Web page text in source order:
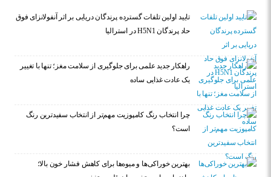
تایید اولین تلفات گسترده پرندگان دریایی بر اثر آنفولانزای فوق
حاد پرندگان H5N1 در استرالیا
راهکار جدید علمی برای جلوگیری از سلامت مغز؛ تنها با تغییر
یک عادت غذایی ساده
چرا انتخاب رنگ کامپوزیت مهم‌تر از انتخاب سفیدترین رنگ
است؟
بهترین خوراکی‌ها و میوه‌ها برای کاهش فشار خون بالا؛